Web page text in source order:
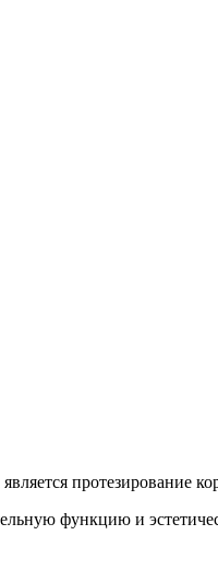
протезирование
функцию и